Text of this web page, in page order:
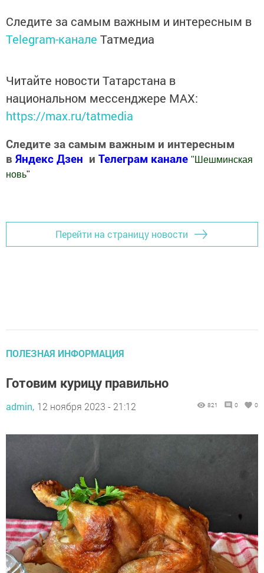
Следите за самым важным и интересным в
Telegram-канале Татмедиа
Читайте новости Татарстана в
национальном мессенджере MАХ:
https://max.ru/tatmedia
Следите за самым важным и интересным
в Яндекс Дзен и Телеграм канале " Шешминская
новь"
Перейти на страницу новости
ПОЛЕЗНАЯ ИНФОРМАЦИЯ
Готовим курицу правильно
admin, 12 ноября 2023 - 21:12 821 0 0